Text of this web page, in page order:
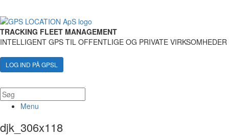
TRACKING FLEET MANAGEMENT
INTELLIGENT GPS TIL OFFENTLIGE OG PRIVATE VIRKSOMHEDER
LOG IND PÅ GPSL
Menu
djk_306x118